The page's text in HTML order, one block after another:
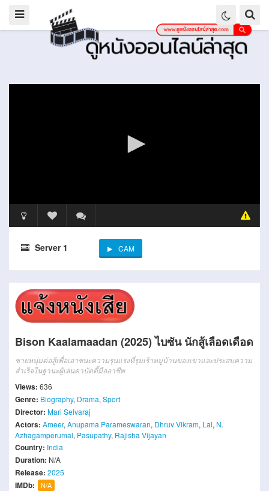
Server 1 CAM
Bison Kaalamaadan (2025) ไบซัน นักสู้เลือดเดือด
ชายหนุ่มต่อสู้เพื่อเอาชนะความรุนแรงที่รุมเร้าหมู่บ้านของเขาและประสบความ
สำเร็จในฐานะผู้เล่นคาบัดดี้มืออาชีพ
Views: 636
Genre: Biography, Drama, Sport
Director: Mari Selvaraj
Actors: Ameer, Anupama Parameswaran, Dhruv Vikram, Lal, N.
Azhagamperumal, Pasupathy, Rajisha Vijayan
Country: India
Duration: N/A
Release: 2025
IMDb: N/A